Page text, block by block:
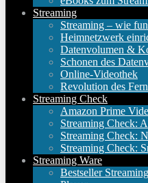
Streaming
Streaming – wie
Heimnetzwerk
Datenvolumen &
Schonen des
Online-Videothek
Revolution des
Streaming Check
Amazon Prime
Streaming Check:
Streaming Check:
Streaming Check:
Streaming Ware
Bestseller